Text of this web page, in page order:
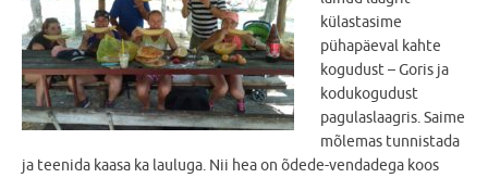
külastasime
pühapäeval kahte
kogudust – Goris ja
kodukogudust
pagulaslaagris. Saime
mõlemas tunnistada
ja teenida kaasa ka lauluga. Nii hea on õdede-vendadega koos